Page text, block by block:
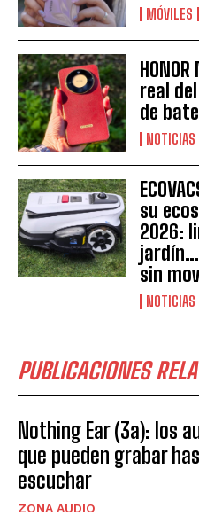
MÓVILES
real
de
NOTICIAS
su
2026:
sin
NOTICIAS
PUBLICACIONES
Nothing Ear (3a): los
que pueden grabar
escuchar
ZONA AUDIO